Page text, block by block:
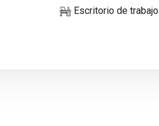
Escritorio de trabajo